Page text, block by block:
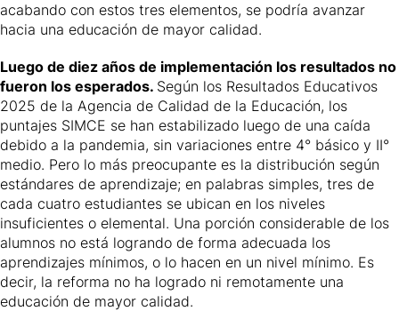
acabando con estos tres elementos, se podría avanzar
hacia una educación de mayor calidad.
Luego de diez años de implementación los resultados no
fueron los esperados. Según los Resultados Educativos
2025 de la Agencia de Calidad de la Educación, los
puntajes SIMCE se han estabilizado luego de una caída
debido a la pandemia, sin variaciones entre 4° básico y II°
medio. Pero lo más preocupante es la distribución según
estándares de aprendizaje; en palabras simples, tres de
cada cuatro estudiantes se ubican en los niveles
insuficientes o elemental. Una porción considerable de los
alumnos no está logrando de forma adecuada los
aprendizajes mínimos, o lo hacen en un nivel mínimo. Es
decir, la reforma no ha logrado ni remotamente una
educación de mayor calidad.